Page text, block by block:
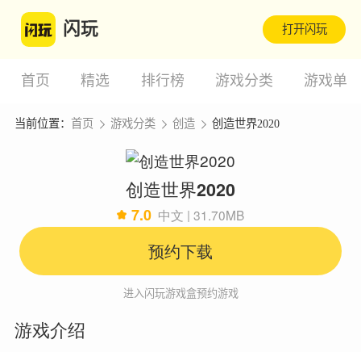
闪玩 打开闪玩
首页 精选 排行榜 游戏分类 游戏单
当前位置： 首页 游戏分类 创造 创造世界2020
创造世界2020
7.0 中文 | 31.70MB
预约下载
进入闪玩游戏盒预约游戏
游戏介绍